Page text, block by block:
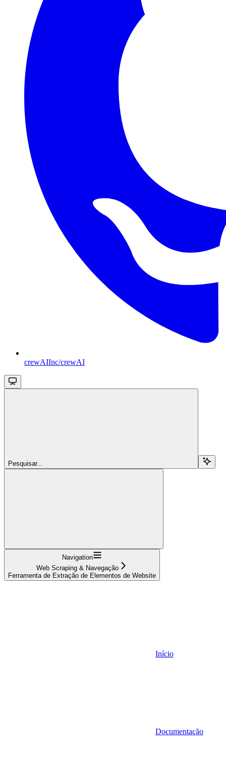
crewAIInc/crewAI
Pesquisar...
Navigation
Web Scraping & Navegação
Ferramenta de Extração de Elementos de Website
Início
Documentação